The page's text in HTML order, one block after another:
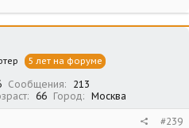
5 лет на форуме
Сообщения
213
66 Город Москва
#239